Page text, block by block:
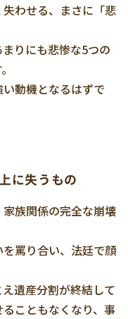
わせる、まさに「悲
りにも悲惨な5つの
動機となるはずで
に失うもの
族関係の完全な崩壊
罵り合い、法廷で顔
遺産分割が終結して
こともなくなり、事